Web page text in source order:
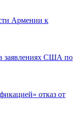
Армении к
заявлениях США по
отказ от